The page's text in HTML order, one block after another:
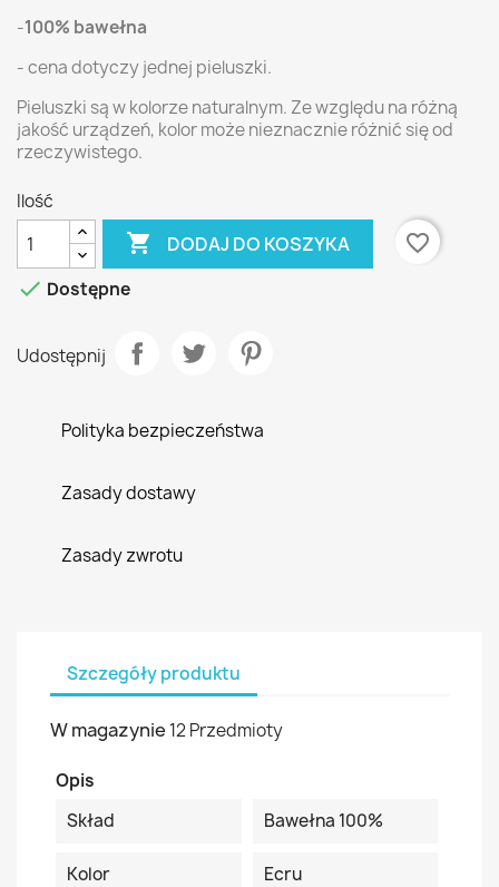
-100% bawełna
- cena dotyczy jednej pieluszki.
Pieluszki są w kolorze naturalnym. Ze względu na różną
jakość urządzeń, kolor może nieznacznie różnić się od
rzeczywistego.
Ilość
 DODAJ DO KOSZYKA
favorite_border
 Dostępne
Udostępnij
Polityka bezpieczeństwa
Zasady dostawy
Zasady zwrotu
Szczegóły produktu
W magazynie 12 Przedmioty
Opis
Skład
Bawełna 100%
Kolor Ecru